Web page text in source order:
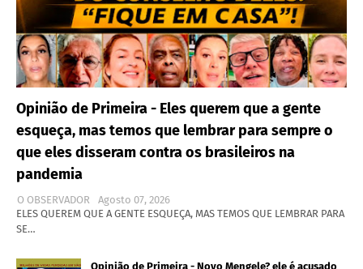
Opinião de Primeira - Eles querem que a gente
esqueça, mas temos que lembrar para sempre o
que eles disseram contra os brasileiros na
pandemia
O OBSERVADOR
Agosto 07, 2026
ELES QUEREM QUE A GENTE ESQUEÇA, MAS TEMOS QUE LEMBRAR PARA
SE…
Opinião de Primeira - Novo Mengele? ele é acusado